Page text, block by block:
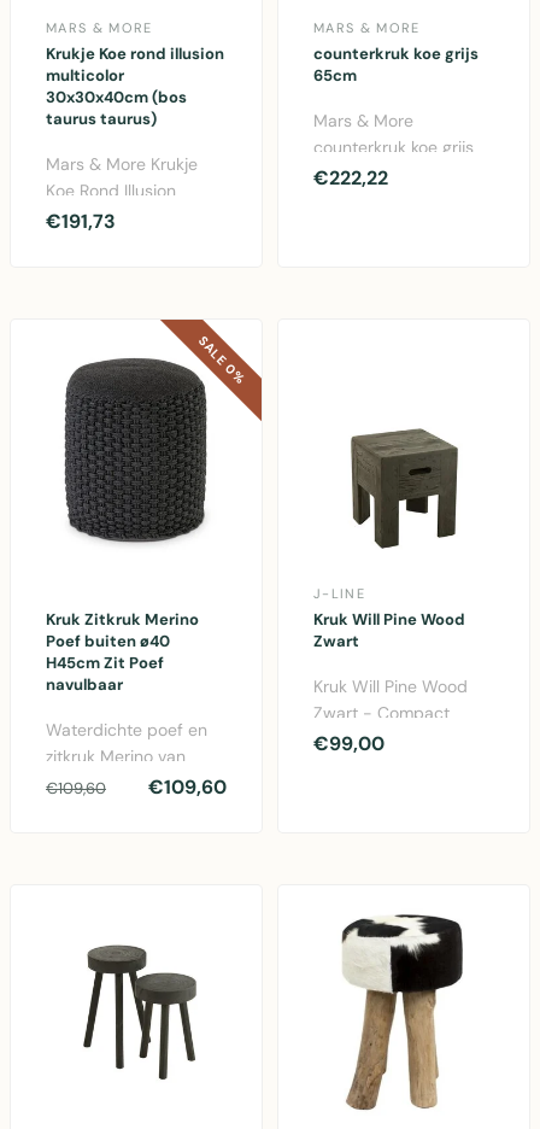
MARS & MORE
Krukje Koe rond illusion
multicolor
30x30x40cm (bos
taurus taurus)
Mars & More Krukje
Koe Rond Illusion
Multicolor -
€191,73
MARS & MORE
counterkruk koe grijs
65cm
Mars & More
counterkruk koe grijs
65cm - stijlvolle kruk
€222,22
SALE 0%
Kruk Zitkruk Merino
Poef buiten ø40
H45cm Zit Poef
navulbaar
Waterdichte poef en
zitkruk Merino van
gerecycled plastic,
€109,60 €109,60
J-LINE
Kruk Will Pine Wood
Zwart
Kruk Will Pine Wood
Zwart - Compact
zitmeubel van
€99,00